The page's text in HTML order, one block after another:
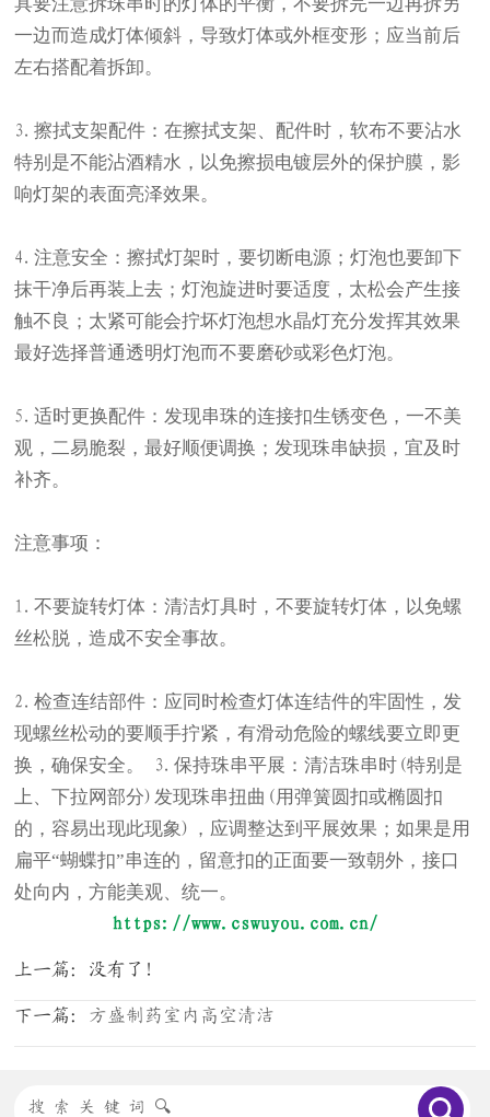
一边而造成灯体倾斜，导致灯体或外框变形；应当前后
左右搭配着拆卸。
3.擦拭支架配件：在擦拭支架、配件时，软布不要沾水
特别是不能沾酒精水，以免擦损电镀层外的保护膜，影
响灯架的表面亮泽效果。
4.注意安全：擦拭灯架时，要切断电源；灯泡也要卸下
抹干净后再装上去；灯泡旋进时要适度，太松会产生接
触不良；太紧可能会拧坏灯泡想水晶灯充分发挥其效果
最好选择普通透明灯泡而不要磨砂或彩色灯泡。
5.适时更换配件：发现串珠的连接扣生锈变色，一不美
观，二易脆裂，最好顺便调换；发现珠串缺损，宜及时
补齐。
注意事项：
1.不要旋转灯体：清洁灯具时，不要旋转灯体，以免螺
丝松脱，造成不安全事故。
2.检查连结部件：应同时检查灯体连结件的牢固性，发
现螺丝松动的要顺手拧紧，有滑动危险的螺线要立即更
换，确保安全。
3.保持珠串平展：清洁珠串时 (特别是
上、下拉网部分) 发现珠串扭曲 (用弹簧圆扣或椭圆扣
的，容易出现此现象)
，应调整达到平展效果；如果是用
扁平“蝴蝶扣”串连的，留意扣的正面要一致朝外，接口
处向内，方能美观、统一。
https://www.cswuyou.com.cn/
上一篇：没有了！
下一篇： 方盛制药室内高空清洁